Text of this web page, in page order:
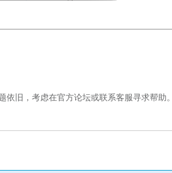
旧，考虑在官方论坛或联系客服寻求帮助。